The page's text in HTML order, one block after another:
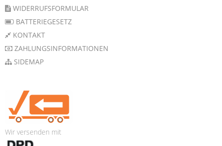
WIDERRUFSFORMULAR
BATTERIEGESETZ
KONTAKT
ZAHLUNGSINFORMATIONEN
SIDEMAP
Wir versenden mit